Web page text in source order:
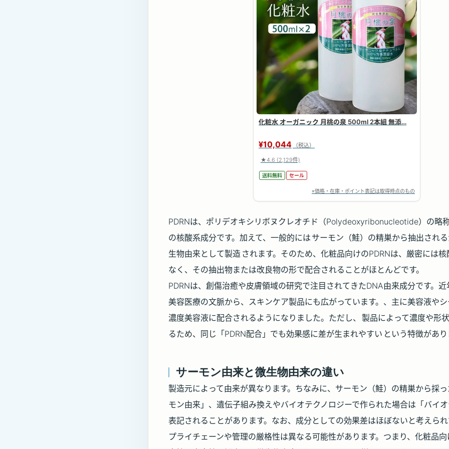
化粧水 オーガニック 月桃の泉 500ml 2本組 無添…
¥10,044 （税込）
★4.6 (2,129件)
送料無料 セール
※価格・在庫・ポイント表記は取得時点のもの
PDRNは、ポリデオキシリボヌクレオチド（Polydeoxyribonucleotide）の略
の核酸系成分です。加えて、一般的には サーモン（鮭）の精巣から抽出され
生物由来として製造 されます。そのため、化粧品向けのPDRNは、厳密には
なく、その抽出物または改良物の形で配合されることがほとんどです。
PDRNは、創傷治癒や皮膚領域の研究で注目されてきたDNA由来成分です。
美容医療の文脈から、スキンケア製品にも広がっています。、主に美容液や
濃度美容液に配合されるようになりました。ただし、 製品によって濃度や形
るため、同じ「PDRN配合」でも効果感に差が生まれやすい という特徴があり
サーモン由来と微生物由来の違い
製造元によって由来が異なります。ちなみに、サーモン（鮭）の精巣から採
モン由来」、遺伝子組み換えやバイオテクノロジーで作られた場合は「バイ
表記されることがあります。なお、成分としての効果差はほぼないと考えら
プライチェーンや管理の厳格性は異なる可能性があります。つまり、化粧品